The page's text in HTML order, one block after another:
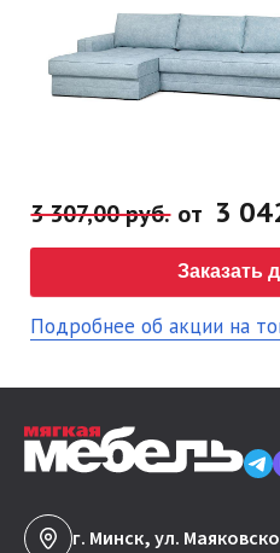
3 307,00 руб. от 3
Заказать
Подробнее об акции на
г. Минск, ул.